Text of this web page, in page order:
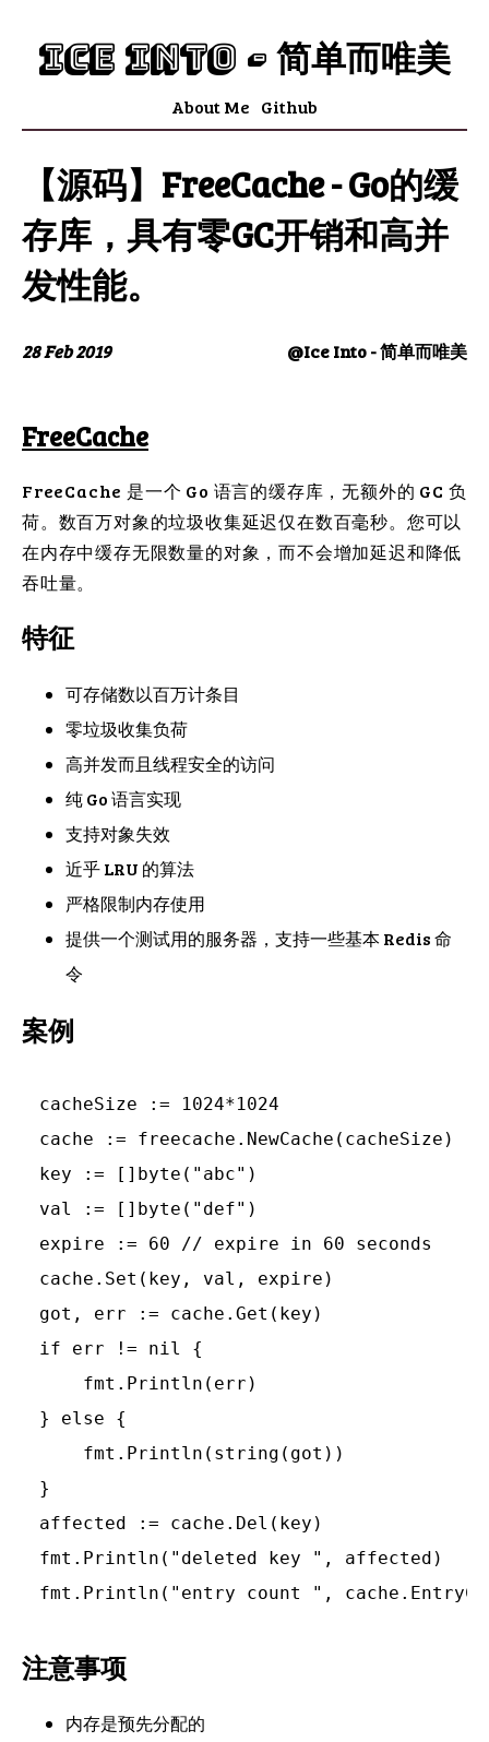
Ice Into - 简单而唯美
About Me Github
【源码】FreeCache - Go的缓
存库，具有零GC开销和高并
发性能。
28 Feb 2019 @Ice Into - 简单而唯美
FreeCache
FreeCache 是一个 Go 语言的缓存库，无额外的 GC 负
荷。数百万对象的垃圾收集延迟仅在数百毫秒。您可以
在内存中缓存无限数量的对象，而不会增加延迟和降低
吞吐量。
特征
可存储数以百万计条目
零垃圾收集负荷
高并发而且线程安全的访问
纯 Go 语言实现
支持对象失效
近乎 LRU 的算法
严格限制内存使用
提供一个测试用的服务器，支持一些基本 Redis 命
令
案例
cacheSize := 1024*1024
cache := freecache.NewCache(cacheSize)
key := []byte("abc")
val := []byte("def")
expire := 60 // expire in 60 seconds
cache.Set(key, val, expire)
got, err := cache.Get(key)
if err != nil {
    fmt.Println(err)
} else {
    fmt.Println(string(got))
}
affected := cache.Del(key)
fmt.Println("deleted key ", affected)
注意事项
内存是预先分配的